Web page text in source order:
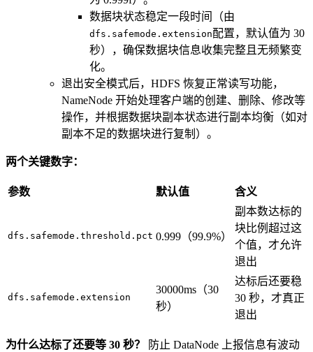
数据块状态稳定一段时间（由
dfs.safemode.extension配置，默认值为 30
秒），确保数据块信息收集完整且无频繁变
化。
退出安全模式后，HDFS 恢复正常读写功能，
NameNode 开始处理客户端的创建、删除、修改等
操作，并根据数据块副本状态进行副本均衡（如对
副本不足的数据块进行复制）。
两个关键数字：
参数 默认值 含义
dfs.safemode.threshold.pct 0.999（99.9%）
副本数达标的
块比例超过这
个值，才允许
退出
dfs.safemode.extension
30000ms（30
秒）
达标后还要稳
30 秒，才真正
退出
为什么达标了还要等 30 秒？
防止 DataNode 上报信息有波动